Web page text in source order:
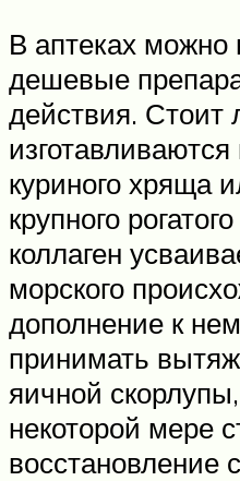
В аптеках можно
дешевые
действия. Стоит
изготавливаются
куриного хряща
крупного
коллаген
морского
дополнение к
принимать
яичной
некоторой мере
восстановление